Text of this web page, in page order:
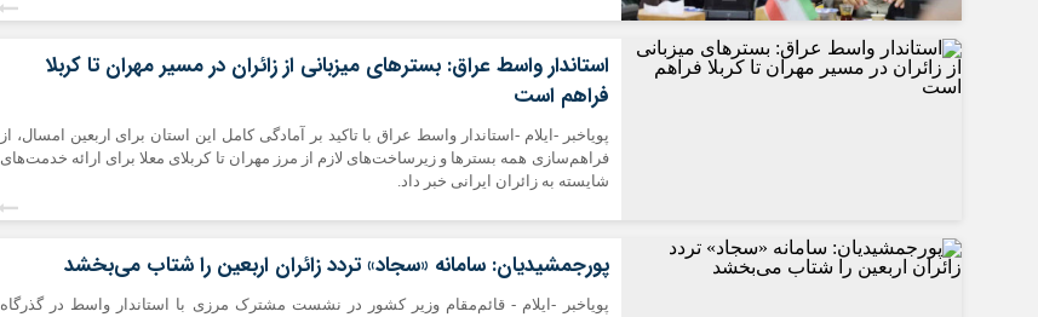
استاندار واسط عراق: بسترهای میزبانی از زائران در مسیر مهران تا کربلا
فراهم است
پویاخبر -ایلام -استاندار واسط عراق با تاکید بر آمادگی کامل این استان برای اربعین امسال، از
فراهم‌سازی همه بسترها و زیرساخت‌های لازم از مرز مهران تا کربلای معلا برای ارائه خدمت‌های
شایسته به زائران ایرانی خبر داد.
پورجمشیدیان: سامانه «سجاد» تردد زائران اربعین را شتاب می‌بخشد
پویاخبر -ایلام - قائم‌مقام وزیر کشور در نشست مشترک مرزی با استاندار واسط در گذرگاه